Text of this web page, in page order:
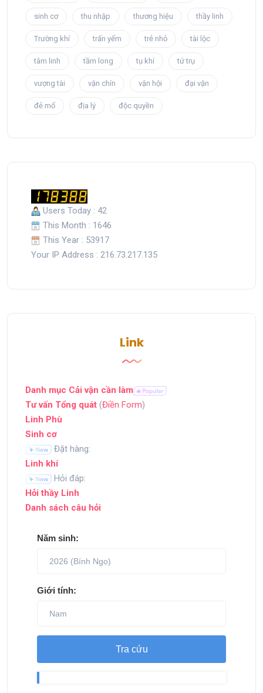
sinh cơ thu nhập thương hiệu thầy linh
Trường khí trấn yểm trẻ nhỏ tài lộc
tâm linh tầm long tụ khí tứ trụ
vượng tài vận chín vận hội đại vận
đẻ mổ địa lý độc quyền
Users Today : 42
This Month : 1646
This Year : 53917
Your IP Address : 216.73.217.135
Link
Danh mục Cải vận cần làm
Tư vấn Tổng quát (Điền Form)
Linh Phù
Sinh cơ
Đặt hàng:
Linh khí
Hỏi đáp:
Hỏi thầy Linh
Danh sách câu hỏi
Năm sinh:
Giới tính:
Tra cứu